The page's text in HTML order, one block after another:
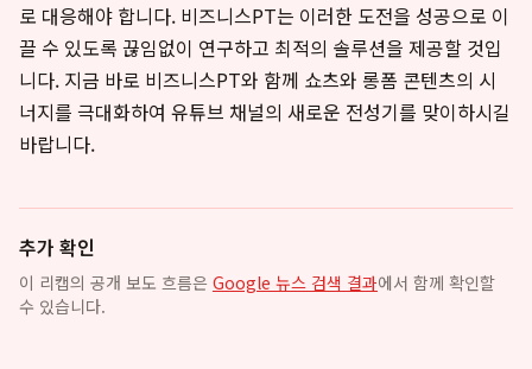
로 대응해야 합니다. 비즈니스PT는 이러한 도전을 성공으로 이
끌 수 있도록 끊임없이 연구하고 최적의 솔루션을 제공할 것입
니다. 지금 바로 비즈니스PT와 함께 쇼츠와 롱폼 콘텐츠의 시
너지를 극대화하여 유튜브 채널의 새로운 전성기를 맞이하시길
바랍니다.
추가 확인
이 리캡의 공개 보도 흐름은 Google 뉴스 검색 결과에서 함께 확인할
수 있습니다.